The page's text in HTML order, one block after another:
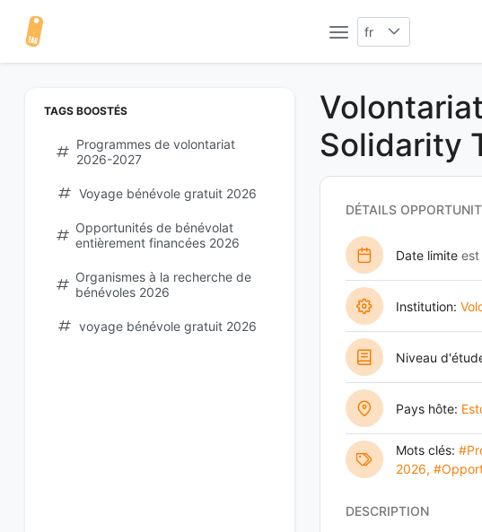
fr
TAGS BOOSTÉS
Programmes de volontariat
2026-2027
Voyage bénévole gratuit 2026
Opportunités de bénévolat
entièrement financées 2026
Organismes à la recherche de
bénévoles 2026
voyage bénévole gratuit 2026
Solidarity
DÉTAILS
Date limite est
Institution:
Niveau
Pays hôte:
Mots clés:
2026,
DESCRIPTION